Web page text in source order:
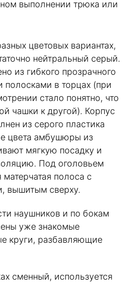
выполнении трюка или
цветовых вариантах,
нейтральный серый.
из гибкого прозрачного
полосками в торцах (при
стало понятно, что
чашки к другой). Корпус
из серого пластика
цвета амбушюры из
мягкую посадку и
Под оголовьем
полоса с
вышитым сверху.
наушников и по бокам
уже знакомые
круги, разбавляющие
сменный, используется